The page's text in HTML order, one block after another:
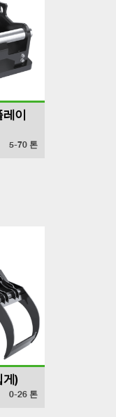
이
5-70 톤
게)
0-26 톤